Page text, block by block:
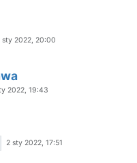
sty 2022, 20:00
2022, 19:43
2 sty 2022, 17:51